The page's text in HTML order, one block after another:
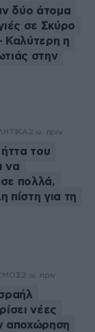
δύο άτομα
σε Σκύρο
Καλύτερη η
στην
2 ω. πριν
ήττα του
να
πολλά,
πίστη για τη
2 ω. πριν
νέες
αποχώρηση